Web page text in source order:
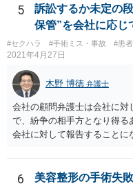
して対応を決めることを強
5
訴訟するか未定の
保管”を会社に応じ
#セクハラ #手術ミス・事故 #患
2021年4月27日
木野 博徳 弁護士
会社の顧問弁護士は会社に
で、紛争の相手方となり得る
会社に対して報告すること
ってはあるかもしれません
利益相反の問題が生じうる
でしょうし、とりわけ今回
6 美容整形の手術失